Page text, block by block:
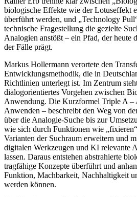
biologische Effekte wie der Lotuseffekt
überführt werden, und „Technology
technische Fragestellung die gezielte
Analogien anstößt – ein Pfad, der heute
der Fälle prägt.
Markus Hollermann verortete den
Entwicklungsmethodik, die in
Richtlinien unterlegt ist. Im Zentrum
dialogorientiertes Vorgehen zwischen
Anwendung. Die Kurzformel Triple A –
Anwenden – beschreibt den Weg von
über die Analogie-Suche bis zur
wie sich durch Funktionen wie
Varianten der Suchraum erweitern und
digitalen Werkzeugen und KI relevante
lassen. Daraus entstehen abstrahierte
tragfähige Konzepte überführt und
Funktion, Machbarkeit, Nachhaltigkeit
werden können.